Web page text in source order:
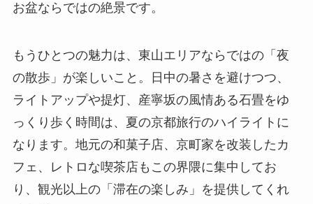
お盆ならではの絶景です。
もうひとつの魅力は、東山エリアならではの「夜
の散歩」が楽しいこと。日中の暑さを避けつつ、
ライトアップや提灯、産寧坂の風情ある石畳をゆ
っくり歩く時間は、夏の京都旅行のハイライトに
なります。地元の和菓子店、京町家を改装したカ
フェ、レトロな喫茶店もこの界隈に集中してお
り、観光以上の「滞在の楽しみ」を提供してくれ